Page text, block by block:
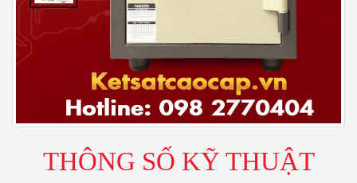
THÔNG SỐ KỸ THUẬT